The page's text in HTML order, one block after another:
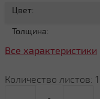
Цвет:
Толщина:
Все характеристики
Количество листов: 1